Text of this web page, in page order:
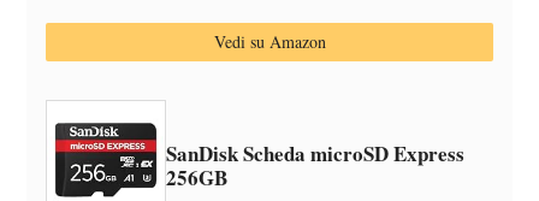
Vedi su Amazon
SanDisk Scheda microSD Express
256GB